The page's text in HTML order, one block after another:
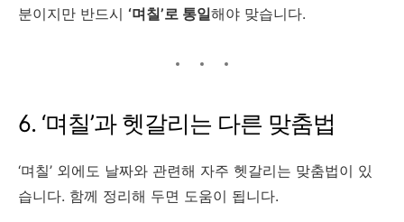
분이지만 반드시 ‘며칠’로 통일해야 맞습니다.
6. ‘며칠’과 헷갈리는 다른 맞춤법
‘며칠’ 외에도 날짜와 관련해 자주 헷갈리는 맞춤법이 있
습니다. 함께 정리해 두면 도움이 됩니다.